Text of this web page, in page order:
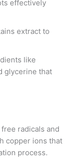
effectively
extract to
like
glycerine that
radicals and
copper ions that
process.